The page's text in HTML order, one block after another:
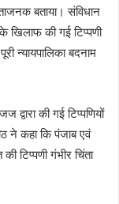
बताया। संविधान
के खिलाफ की गई टिप्पणी
न्यायपालिका बदनाम
द्वारा की गई टिप्पणियों
ने कहा कि पंजाब एवं
टिप्पणी गंभीर चिंता